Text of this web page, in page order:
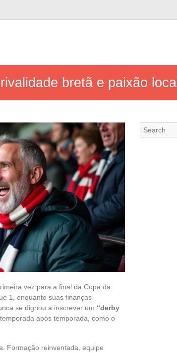
bretã e paixão local
vez para a final da Copa da
1, enquanto suas finanças
se dignou a inscrever um “derby
após temporada, como o
Formação reinventada, equipe